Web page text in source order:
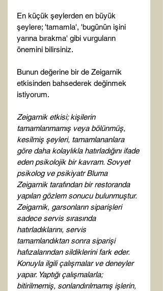
En küçük şeylerden en büyük
şeylere; 'tamamla', 'bugünün işini
yarına bırakma' gibi vurguların
önemini bilirsiniz.
Bunun değerine bir de Zeigarnik
etkisinden bahsederek değinmek
istiyorum.
Zeigarnik etkisi; kişilerin
tamamlanmamış veya bölünmüş,
kesilmiş şeyleri, tamamlananlara
göre daha kolaylıkla hatırladığını ifade
eden psikolojik bir kavram. Sovyet
psikolog ve psikiyatr Bluma
Zeigarnik tarafından bir restoranda
yapılan gözlem sonucu bulunmuştur.
Zeigarnik, garsonların siparişleri
sadece servis sırasında
hatırladıklarını, servis
tamamlandıktan sonra siparişi
hafızalarından sildiklerini fark eder.
Konuyla ilgili çalışmalar ve deneyler
yapar. Yaptığı çalışmalarla;
bitirilmemiş, sonlandırılmamış işlerin,